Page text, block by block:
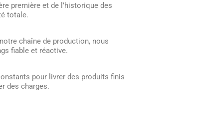
première et de l’historique des
totale.
chaîne de production, nous
fiable et réactive.
pour livrer des produits finis
des charges.